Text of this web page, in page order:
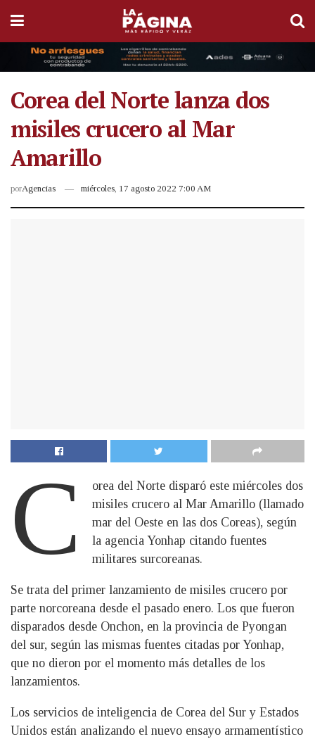
Corea del Norte lanza dos
misiles crucero al Mar
Amarillo
porAgencias miércoles, 17 agosto 2022 7:00 AM
C
orea del Norte disparó este miércoles dos
misiles crucero al Mar Amarillo (llamado
mar del Oeste en las dos Coreas), según
la agencia Yonhap citando fuentes
militares surcoreanas.
Se trata del primer lanzamiento de misiles crucero por
parte norcoreana desde el pasado enero. Los que fueron
disparados desde Onchon, en la provincia de Pyongan
del sur, según las mismas fuentes citadas por Yonhap,
que no dieron por el momento más detalles de los
lanzamientos.
Los servicios de inteligencia de Corea del Sur y Estados
Unidos están analizando el nuevo ensayo armamentístico